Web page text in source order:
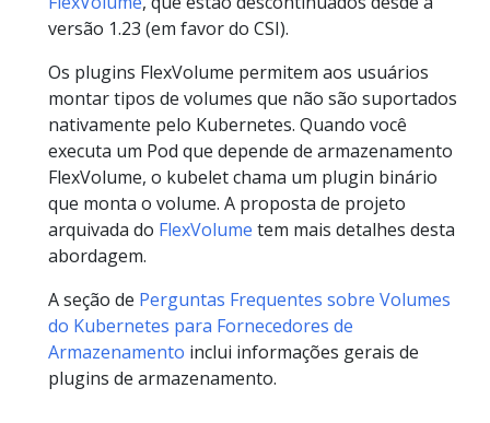
versão 1.23 (em favor do CSI).
Os plugins FlexVolume permitem aos usuários
montar tipos de volumes que não são suportados
nativamente pelo Kubernetes. Quando você
executa um Pod que depende de armazenamento
FlexVolume, o kubelet chama um plugin binário
que monta o volume. A proposta de projeto
arquivada do FlexVolume tem mais detalhes desta
abordagem.
A seção de Perguntas Frequentes sobre Volumes
do Kubernetes para Fornecedores de
Armazenamento inclui informações gerais de
plugins de armazenamento.